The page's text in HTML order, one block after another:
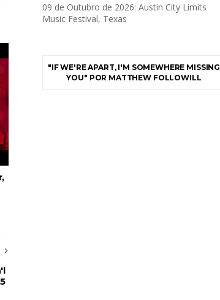
09 de Outubro de 2026: Austin City Limits
Music Festival, Texas
"IF WE'RE APART, I'M SOMEWHERE MISSING
YOU" POR MATTHEW FOLLOWILL